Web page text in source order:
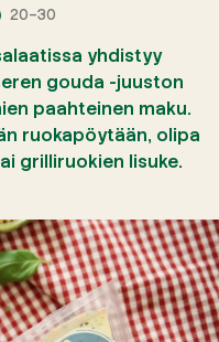
20–30
yhdistyy
gouda -juuston
paahteinen maku.
ruokapöytään, olipa
grilliruokien lisuke.